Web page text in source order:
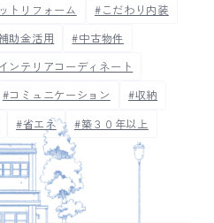
トリフォーム
#こだわり内装
助金活用
#中古物件
ンテリアコーディネート
#コミュニケーション
#収納
#省エネ
#築３０年以上